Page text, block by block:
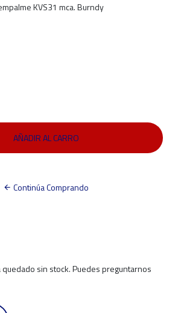
KVS31 mca. Burndy
Continúa Comprando
sin stock. Puedes preguntarnos